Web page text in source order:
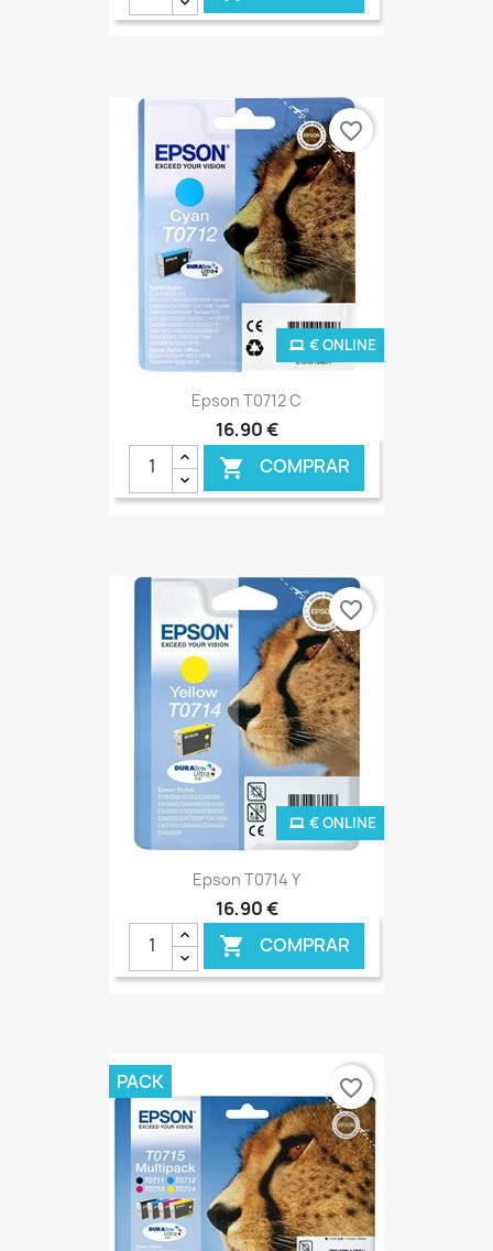
Epson T0712 C
16,90 €
 COMPRAR
€ ONLINE
favorite_border
Epson T0714 Y
16,90 €
 COMPRAR
€ ONLINE
favorite_border
PACK favorite_border